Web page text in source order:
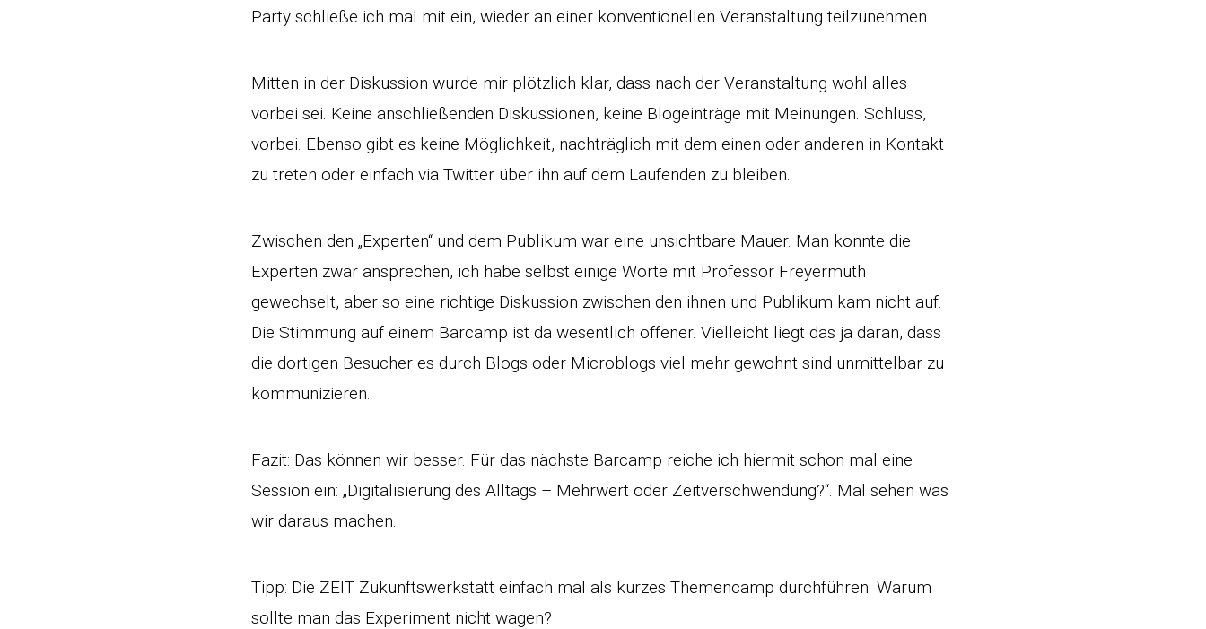
Party schließe ich mal mit ein, wieder an einer konventionellen Veranstaltung teilzunehmen.
Mitten in der Diskussion wurde mir plötzlich klar, dass nach der Veranstaltung wohl alles
vorbei sei. Keine anschließenden Diskussionen, keine Blogeinträge mit Meinungen. Schluss,
vorbei. Ebenso gibt es keine Möglichkeit, nachträglich mit dem einen oder anderen in Kontakt
zu treten oder einfach via Twitter über ihn auf dem Laufenden zu bleiben.
Zwischen den „Experten“ und dem Publikum war eine unsichtbare Mauer. Man konnte die
Experten zwar ansprechen, ich habe selbst einige Worte mit Professor Freyermuth
gewechselt, aber so eine richtige Diskussion zwischen den ihnen und Publikum kam nicht auf.
Die Stimmung auf einem Barcamp ist da wesentlich offener. Vielleicht liegt das ja daran, dass
die dortigen Besucher es durch Blogs oder Microblogs viel mehr gewohnt sind unmittelbar zu
kommunizieren.
Fazit: Das können wir besser. Für das nächste Barcamp reiche ich hiermit schon mal eine
Session ein: „Digitalisierung des Alltags – Mehrwert oder Zeitverschwendung?“. Mal sehen was
wir daraus machen.
Tipp: Die ZEIT Zukunftswerkstatt einfach mal als kurzes Themencamp durchführen. Warum
sollte man das Experiment nicht wagen?